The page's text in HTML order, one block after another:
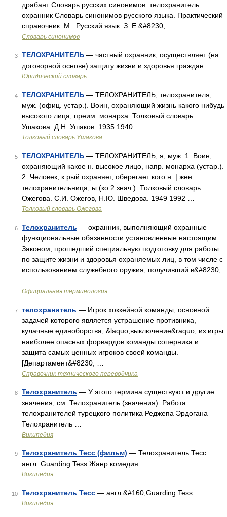
драбант Словарь русских синонимов. телохранитель
охранник Словарь синонимов русского языка. Практический
справочник. М.: Русский язык. З. Е.&#8230; …
Словарь синонимов
3 ТЕЛОХРАНИТЕЛЬ — частный охранник; осуществляет (на
договорной основе) защиту жизни и здоровья граждан …
Юридический словарь
4 ТЕЛОХРАНИТЕЛЬ — ТЕЛОХРАНИТЕЛЬ, телохранителя,
муж. (офиц. устар.). Воин, охраняющий жизнь какого нибудь
высокого лица, преим. монарха. Толковый словарь
Ушакова. Д.Н. Ушаков. 1935 1940 …
Толковый словарь Ушакова
5 ТЕЛОХРАНИТЕЛЬ — ТЕЛОХРАНИТЕЛЬ, я, муж. 1. Воин,
охраняющий какое н. высокое лицо, напр. монарха (устар.).
2. Человек, к рый охраняет, оберегает кого н. | жен.
телохранительница, ы (ко 2 знач.). Толковый словарь
Ожегова. С.И. Ожегов, Н.Ю. Шведова. 1949 1992 …
Толковый словарь Ожегова
6 Телохранитель — охранник, выполняющий охранные
функциональные обязанности установленные настоящим
Законом, прошедший специальную подготовку для работы
по защите жизни и здоровья охраняемых лиц, в том числе с
использованием служебного оружия, получивший в&#8230;
Официальная терминология
7 телохранитель — Игрок хоккейной команды, основной
задачей которого является устрашение противника,
кулачные единоборства, &laquo;выключение&raquo; из игры
наиболее опасных форвардов команды соперника и
защита самых ценных игроков своей команды.
[Департамент&#8230; …
Справочник технического переводчика
8 Телохранитель — У этого термина существуют и другие
значения, см. Телохранитель (значения). Работа
телохранителей турецкого политика Реджепа Эрдогана
Телохранитель …
Википедия
9 Телохранитель Тесс (фильм) — Телохранитель Тесс
англ. Guarding Tess Жанр комедия …
Википедия
10 Телохранитель Тесс — англ.&#160;Guarding Tess …
Википедия